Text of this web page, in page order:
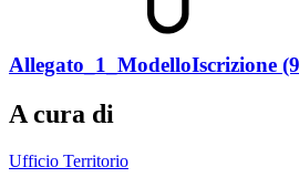
Allegato_1_ModelloIscrizione
A cura di
Ufficio Territorio